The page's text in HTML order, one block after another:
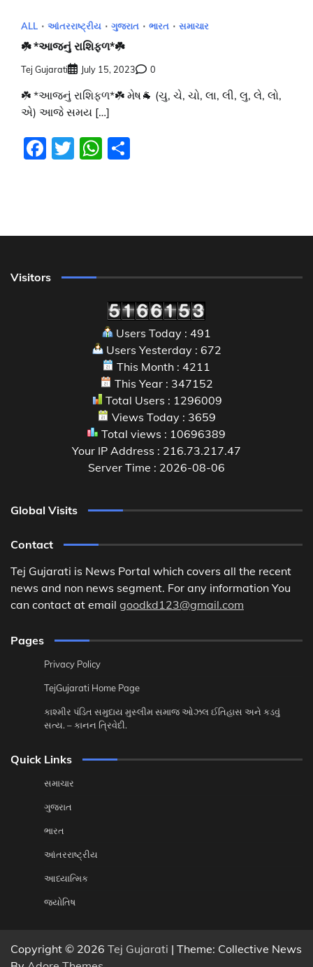
ALL આંતરરાષ્ટ્રીય ગુજરાત ભારત સમાચાર
☘️ *આજનું રાશિફળ*☘️
Tej Gujarati July 15, 2023 0
☘️ *આજનું રાશિફળ*☘️ મેષ🐐 (ચુ, ચે, ચો, લા, લી, લુ, લે, લો,
એ) આજે સમય […]
Facebook
TwitterWhatsApp
Visitors
Users Today : 491
Users Yesterday : 672
This Month : 4211
This Year : 347152
Total Users : 1296009
Views Today : 3659
Total views : 10696389
Your IP Address : 216.73.217.47
Server Time : 2026-08-06
Global Visits
Contact
Tej Gujarati is News Portal which covers all the recent
news and non news segment. For any information You
can contact at email goodkd123@gmail.com
Pages
Privacy Policy
TejGujarati Home Page
કાશ્મીર પંડિત સમુદાય મુસ્લીમ સમાજ ઓઝલ ઈતિહાસ અને કડવું
સત્ય. – કાનન ત્રિવેદી.
Quick Links
સમાચાર
ગુજરાત
ભારત
આંતરરાષ્ટ્રીય
આધ્યાત્મિક
જ્યોતિષ
Copyright © 2026 Tej Gujarati | Theme: Collective News